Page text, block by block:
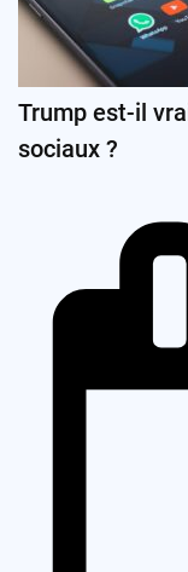
Trump est-il
sociaux ?